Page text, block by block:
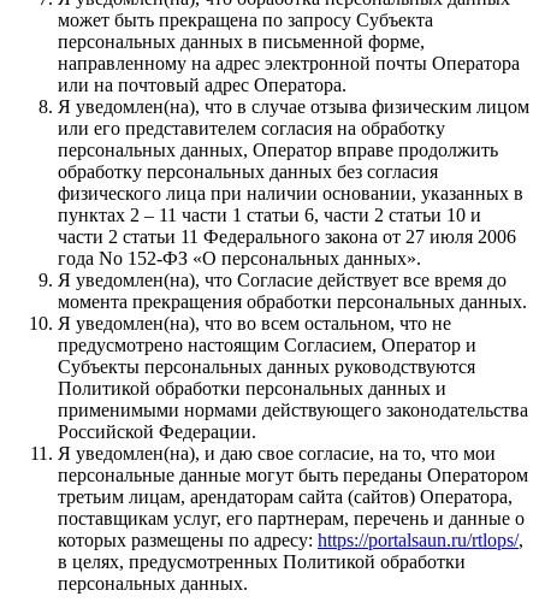
может быть прекращена по запросу Субъекта
персональных данных в письменной форме,
направленному на адрес электронной почты Оператора
или на почтовый адрес Оператора.
Я уведомлен(на), что в случае отзыва физическим лицом
или его представителем согласия на обработку
персональных данных, Оператор вправе продолжить
обработку персональных данных без согласия
физического лица при наличии основании, указанных в
пунктах 2 – 11 части 1 статьи 6, части 2 статьи 10 и
части 2 статьи 11 Федерального закона от 27 июля 2006
года No 152-ФЗ «О персональных данных».
Я уведомлен(на), что Согласие действует все время до
момента прекращения обработки персональных данных.
Я уведомлен(на), что во всем остальном, что не
предусмотрено настоящим Согласием, Оператор и
Субъекты персональных данных руководствуются
Политикой обработки персональных данных и
применимыми нормами действующего законодательства
Российской Федерации.
Я уведомлен(на), и даю свое согласие, на то, что мои
персональные данные могут быть переданы Оператором
третьим лицам, арендаторам сайта (сайтов) Оператора,
поставщикам услуг, его партнерам, перечень и данные о
которых размещены по адресу: https://portalsaun.ru/rtlops/,
в целях, предусмотренных Политикой обработки
персональных данных.